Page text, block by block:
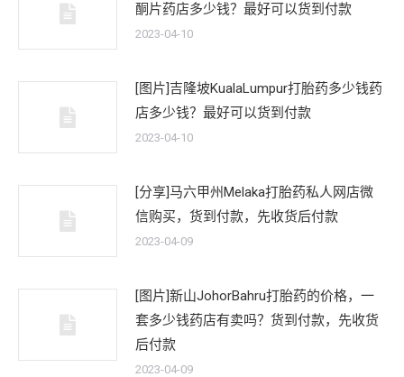
酮片药店多少钱？最好可以货到付款
2023-04-10
[图片]吉隆坡KualaLumpur打胎药多少钱药
店多少钱？最好可以货到付款
2023-04-10
[分享]马六甲州Melaka打胎药私人网店微
信购买，货到付款，先收货后付款
2023-04-09
[图片]新山JohorBahru打胎药的价格，一
套多少钱药店有卖吗？货到付款，先收货
后付款
2023-04-09